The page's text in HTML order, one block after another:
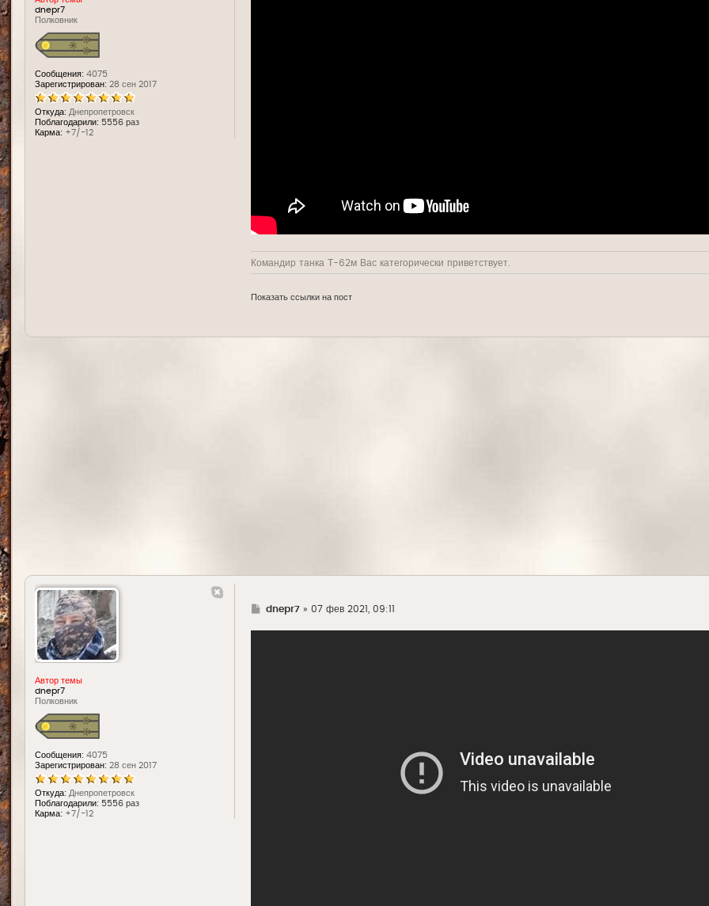
dnepr7
Полковник
Сообщения: 4075
Зарегистрирован: 28 сен 2017
Откуда: Днепропетровск
Поблагодарили: 5556 раз
Карма: +7/-12
Командир танка Т-62м Вас категорически приветствует.
Показать ссылки на пост
Автор темы
dnepr7
Полковник
Сообщения: 4075
Зарегистрирован: 28 сен 2017
Откуда: Днепропетровск
Поблагодарили: 5556 раз
Карма: +7/-12
Г
е
dnepr7» 07 фев 2021, 09:11